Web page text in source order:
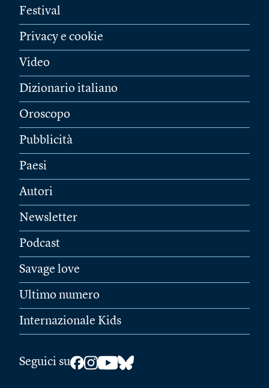
Festival
Privacy e cookie
Video
Dizionario italiano
Oroscopo
Pubblicità
Paesi
Autori
Newsletter
Podcast
Savage love
Ultimo numero
Internazionale Kids
Seguici su